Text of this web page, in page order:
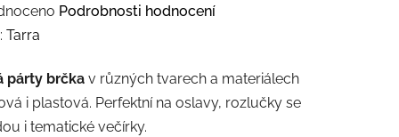
Podrobnosti hodnocení
Tarra
párty brčka v různých tvarech a materiálech
i plastová. Perfektní na oslavy, rozlučky se
i tematické večírky.